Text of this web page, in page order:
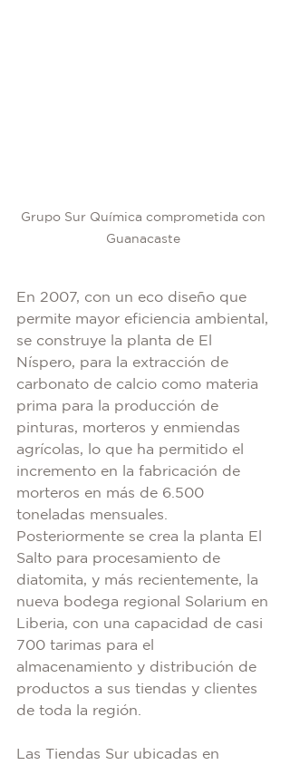
Grupo Sur Química comprometida con
Guanacaste
En 2007, con un eco diseño que
permite mayor eficiencia ambiental,
se construye la planta de El
Níspero, para la extracción de
carbonato de calcio como materia
prima para la producción de
pinturas, morteros y enmiendas
agrícolas, lo que ha permitido el
incremento en la fabricación de
morteros en más de 6.500
toneladas mensuales.
Posteriormente se crea la planta El
Salto para procesamiento de
diatomita, y más recientemente, la
nueva bodega regional Solarium en
Liberia, con una capacidad de casi
700 tarimas para el
almacenamiento y distribución de
productos a sus tiendas y clientes
de toda la región.
Las Tiendas Sur ubicadas en